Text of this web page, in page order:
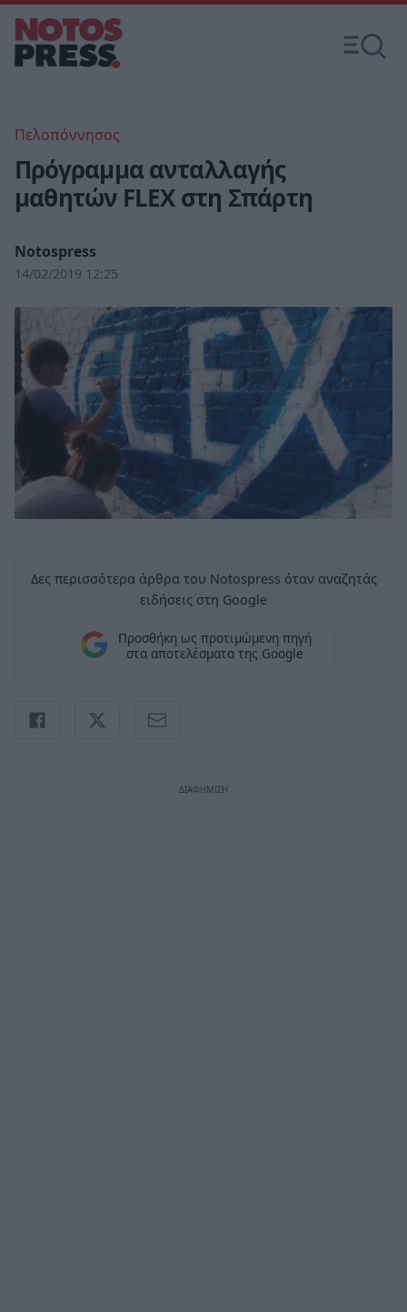
Πελοπόννησος
Πρόγραμμα ανταλλαγής
μαθητών FLEX στη Σπάρτη
Notospress
14/02/2019 12:25
Δες περισσότερα άρθρα του Notospress όταν αναζητάς
ειδήσεις στη Google
Προσθήκη ως προτιμώμενη πηγή
στα αποτελέσματα της Google